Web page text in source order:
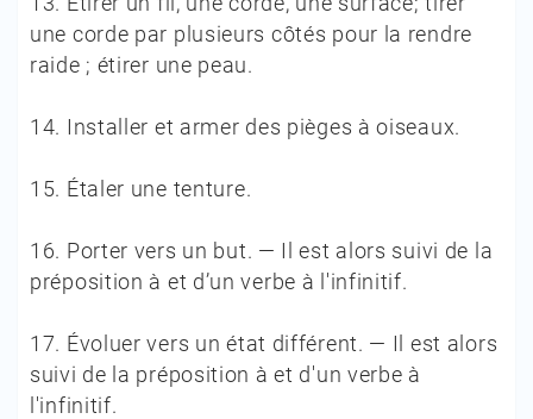
une corde par plusieurs côtés pour la rendre
raide ; étirer une peau.
14. Installer et armer des pièges à oiseaux.
15. Étaler une tenture.
16. Porter vers un but. — Il est alors suivi de la
préposition à et d’un verbe à l'infinitif.
17. Évoluer vers un état différent. — Il est alors
suivi de la préposition à et d'un verbe à
l'infinitif.